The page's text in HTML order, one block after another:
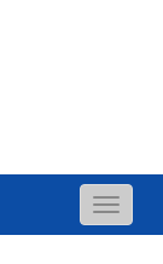
Toggle